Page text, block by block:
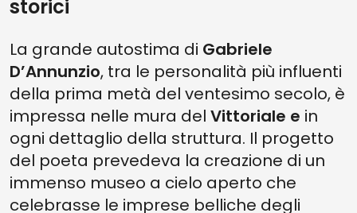
storici
La grande autostima di Gabriele
D’Annunzio, tra le personalità più influenti
della prima metà del ventesimo secolo, è
impressa nelle mura del Vittoriale e in
ogni dettaglio della struttura. Il progetto
del poeta prevedeva la creazione di un
immenso museo a cielo aperto che
celebrasse le imprese belliche degli